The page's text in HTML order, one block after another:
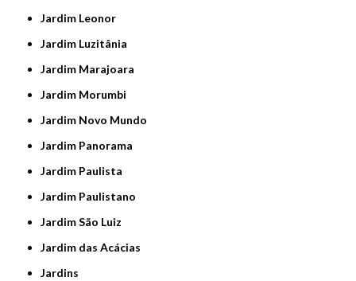
Jardim Leonor
Jardim Luzitânia
Jardim Marajoara
Jardim Morumbi
Jardim Novo Mundo
Jardim Panorama
Jardim Paulista
Jardim Paulistano
Jardim São Luiz
Jardim das Acácias
Jardins